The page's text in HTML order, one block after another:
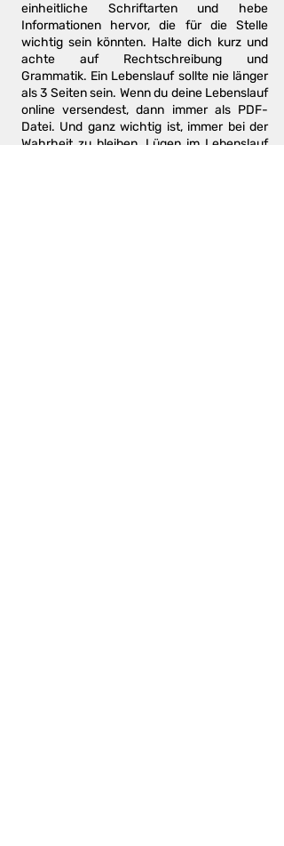
einheitliche Schriftarten und hebe
Informationen hervor, die für die Stelle
wichtig sein könnten. Halte dich kurz und
achte auf Rechtschreibung und
Grammatik. Ein Lebenslauf sollte nie länger
als 3 Seiten sein. Wenn du deine Lebenslauf
online versendest, dann immer als PDF-
Datei. Und ganz wichtig ist, immer bei der
Wahrheit zu bleiben. Lügen im Lebenslauf